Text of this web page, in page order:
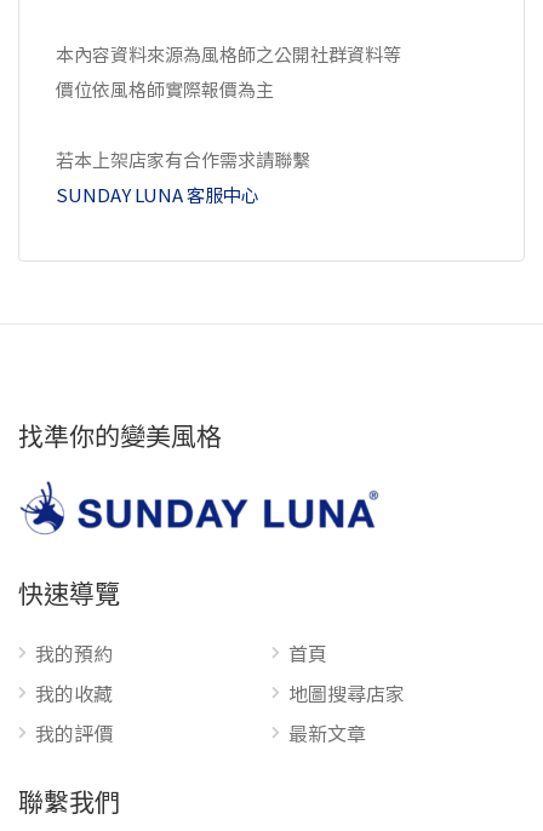
本內容資料來源為風格師之公開社群資料等
價位依風格師實際報價為主
若本上架店家有合作需求請聯繫
SUNDAY LUNA 客服中心
找準你的變美風格
快速導覽
我的預約
我的收藏
我的評價
首頁
地圖搜尋店家
最新文章
聯繫我們